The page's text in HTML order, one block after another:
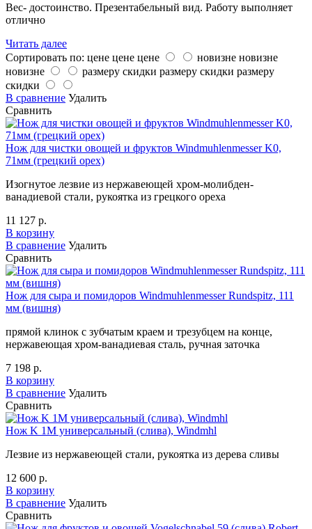
Вес- достоинство. Презентабельный вид. Работу выполняет
отлично
Читать далее
Сортировать по: цене цене цене новизне новизне
новизне
размеру скидки размеру скидки размеру
скидки
В сравнение Удалить
Сравнить
Нож для чистки овощей и фруктов Windmuhlenmesser K0,
71мм (грецкий орех)
Изогнутое лезвие из нержавеющей хром-молибден-
ванадиевой стали, рукоятка из грецкого ореха
11 127 р.
В корзину
В сравнение Удалить
Сравнить
Нож для сыра и помидоров Windmuhlenmesser Rundspitz, 111
мм (вишня)
прямой клинок с зубчатым краем и трезубцем на конце,
нержавеющая хром-ванадиевая сталь, ручная заточка
7 198 р.
В корзину
В сравнение Удалить
Сравнить
Нож K 1M универсальный (слива), Windmhl
Лезвие из нержавеющей стали, рукоятка из дерева сливы
12 600 р.
В корзину
В сравнение Удалить
Сравнить